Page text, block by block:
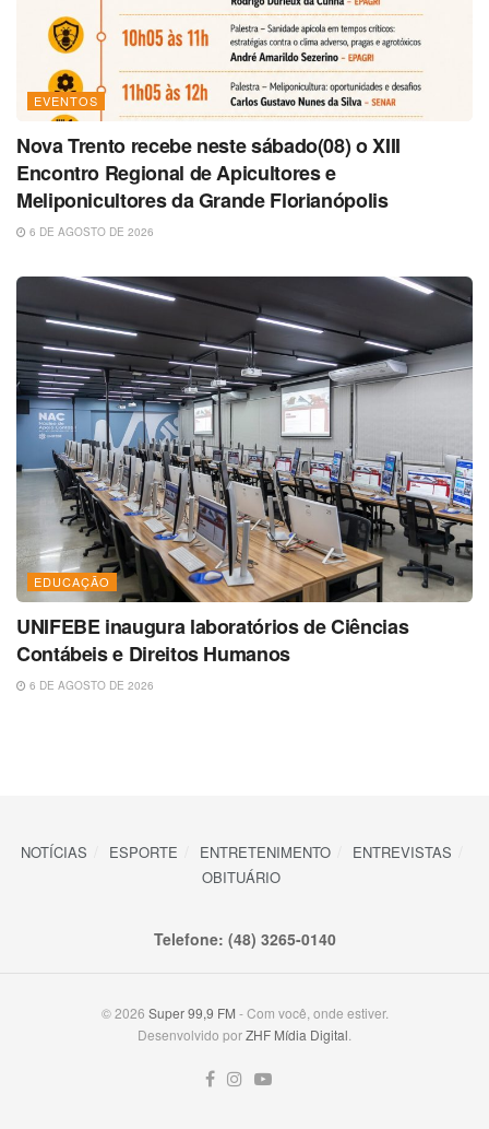
EVENTOS
Nova Trento recebe neste sábado(08) o XIII
Encontro Regional de Apicultores e
Meliponicultores da Grande Florianópolis
6 DE AGOSTO DE 2026
EDUCAÇÃO
UNIFEBE inaugura laboratórios de Ciências
Contábeis e Direitos Humanos
6 DE AGOSTO DE 2026
NOTÍCIAS ESPORTE ENTRETENIMENTO
ENTREVISTAS
OBITUÁRIO
Telefone: (48) 3265-0140
© 2026 Super 99,9 FM - Com você, onde estiver.
Desenvolvido porZHF Mídia Digital.